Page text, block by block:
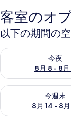
客室のオ
以下の期間の
今夜
8月 8 - 8
今夜 8月 8 - 8月 9
今週末
8月 14 - 8月
今週末 8月 14 - 8月